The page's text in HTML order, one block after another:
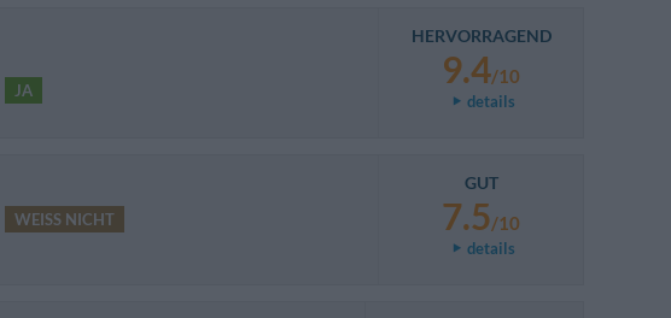
JA
HERVORRAGEND
9.4/10
details
WEISS NICHT
GUT
7.5/10
details